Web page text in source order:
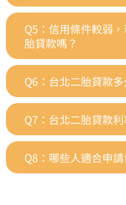
Q5：信用條件較弱
胎貸款嗎？
Q6：台北二胎貸款
Q7：台北二胎貸款
Q8：哪些人適合申